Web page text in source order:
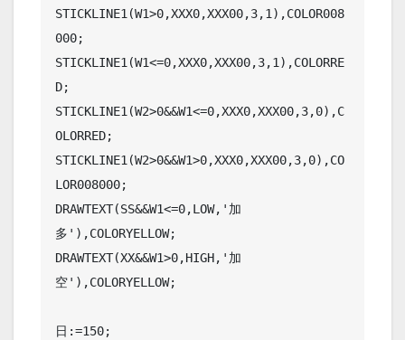
STICKLINE1(W1>0,XXX0,XXX00,3,1),COLOR008
000;
STICKLINE1(W1<=0,XXX0,XXX00,3,1),COLORRE
D;
STICKLINE1(W2>0&&W1<=0,XXX0,XXX00,3,0),C
OLORRED;
STICKLINE1(W2>0&&W1>0,XXX0,XXX00,3,0),CO
LOR008000;
DRAWTEXT(SS&&W1<=0,LOW,'加
多'),COLORYELLOW;
DRAWTEXT(XX&&W1>0,HIGH,'加
空'),COLORYELLOW;
日:=150;